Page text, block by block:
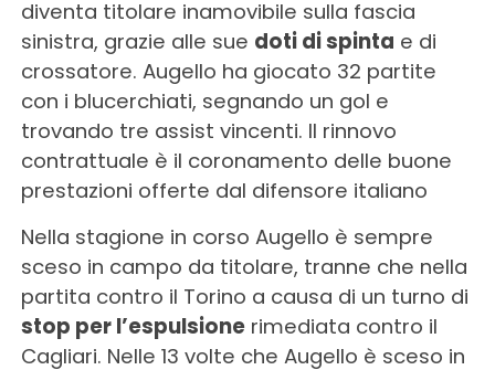
diventa titolare inamovibile sulla fascia
sinistra, grazie alle sue doti di spinta e di
crossatore. Augello ha giocato 32 partite
con i blucerchiati, segnando un gol e
trovando tre assist vincenti. Il rinnovo
contrattuale è il coronamento delle buone
prestazioni offerte dal difensore italiano
Nella stagione in corso Augello è sempre
sceso in campo da titolare, tranne che nella
partita contro il Torino a causa di un turno di
stop per l’espulsionerimediata contro il
Cagliari. Nelle 13 volte che Augello è sceso in